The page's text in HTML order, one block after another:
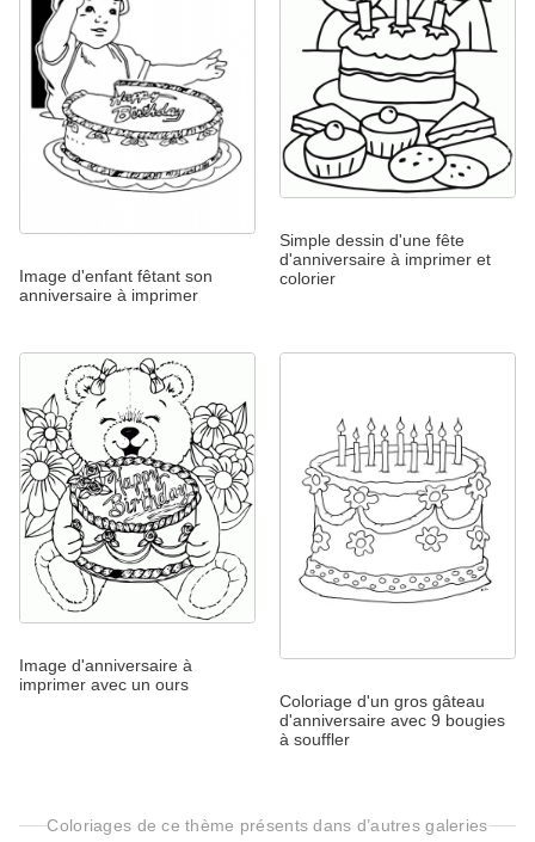
Image d'enfant fêtant son
anniversaire à imprimer
Simple dessin d'une fête
d'anniversaire à imprimer et
colorier
Image d'anniversaire à
imprimer avec un ours
Coloriage d'un gros gâteau
d'anniversaire avec 9 bougies
à souffler
Coloriages de ce thème présents dans d’autres galeries